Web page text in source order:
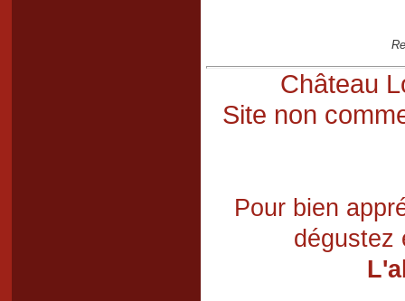
Château
Site non
Pour bien
dégustez